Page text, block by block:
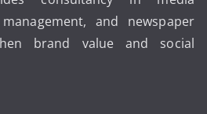
and newspaper
brand value and social